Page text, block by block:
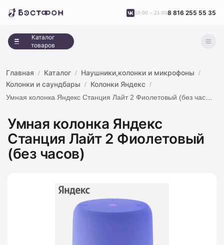
Каталог
товаров
10:00 – 21:008 816 255 55 35
Главная Каталог
Наушники,колонки и микрофоны
Колонки и саундбары
Колонки Яндекс
Умная колонка Яндекс
Станция Лайт 2 Фиолетовый
(без часов)